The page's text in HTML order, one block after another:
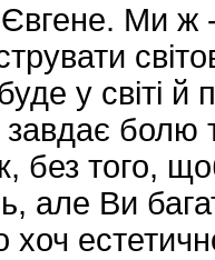
Ми ж
у світі
завдає
без того,
але Ви